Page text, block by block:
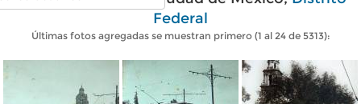
Federal
Últimas fotos agregadas se muestran primero (1 al 24 de 5313):